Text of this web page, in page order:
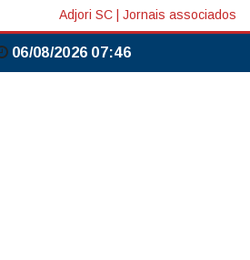
Adjori SC Jornais associados
06/08/2026 07:46